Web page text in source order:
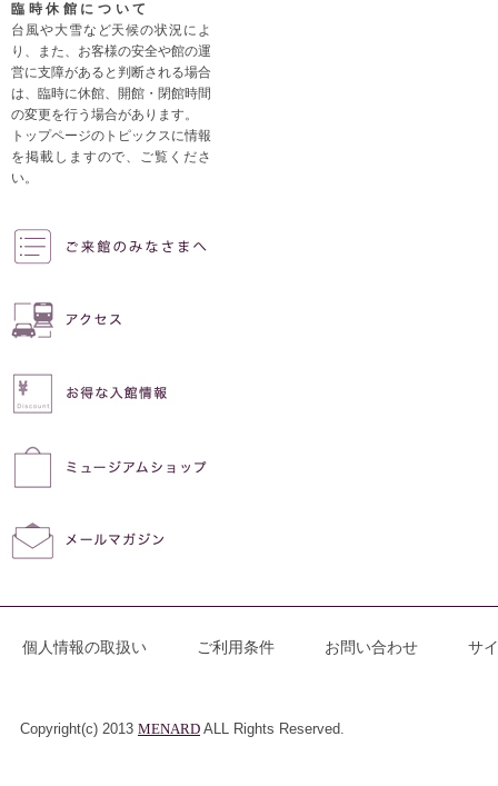
臨時休館について
台風や大雪など天候の状況によ
り、また、お客様の安全や館の運
営に支障があると判断される場合
は、臨時に休館、開館・閉館時間
の変更を行う場合があります。
トップページのトピックスに情報
を掲載しますので、ご覧くださ
い。
個人情報の取扱い ご利用条件 お問い合わせ サ
Copyright(c) 2013 MENARD ALL Rights Reserved.